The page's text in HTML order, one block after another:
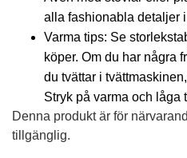
alla fashionabla detaljer
Varma tips: Se
köper. Om du har några
du tvättar i
Stryk på varma och låga
Denna produkt är för
tillgänglig.